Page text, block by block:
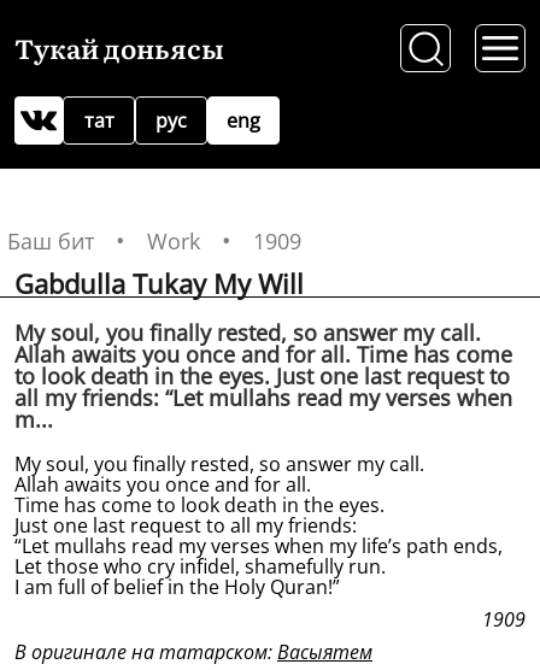
Тукай доньясы
рус
тат eng
Баш бит Work 1909
Gabdulla Tukay My Will
My soul, you finally rested, so answer my call.
Allah awaits you once and for all. Time has come
to look death in the eyes. Just one last request to
all my friends: “Let mullahs read my verses when
m...
My soul, you finally rested, so answer my call.
Allah awaits you once and for all.
Time has come to look death in the eyes.
Just one last request to all my friends:
“Let mullahs read my verses when my life’s path ends,
Let those who cry infidel, shamefully run.
I am full of belief in the Holy Quran!”
1909
В оригинале на татарском:Васыятем